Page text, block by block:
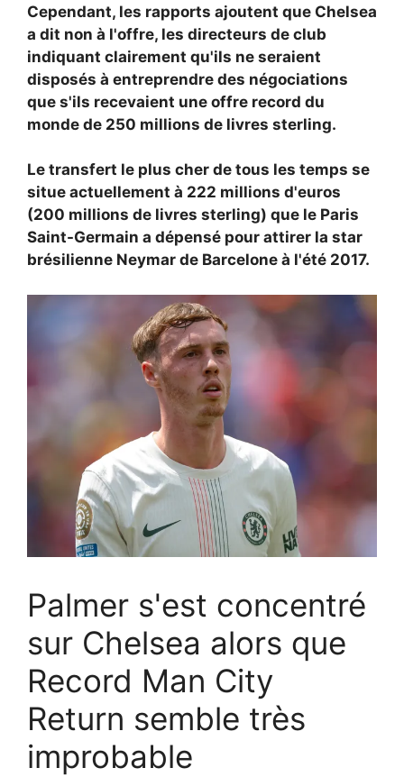
Cependant, les rapports ajoutent que Chelsea
a dit non à l'offre, les directeurs de club
indiquant clairement qu'ils ne seraient
disposés à entreprendre des négociations
que s'ils recevaient une offre record du
monde de 250 millions de livres sterling.
Le transfert le plus cher de tous les temps se
situe actuellement à 222 millions d'euros
(200 millions de livres sterling) que le Paris
Saint-Germain a dépensé pour attirer la star
brésilienne Neymar de Barcelone à l'été 2017.
Palmer s'est concentré
sur Chelsea alors que
Record Man City
Return semble très
improbable